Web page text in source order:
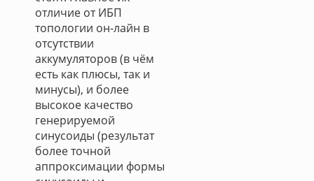
отличие от ИБП
топологии он-лайн в
отсутствии
аккумуляторов (в чём
есть как плюсы, так и
минусы), и более
высокое качество
генерируемой
синусоиды (результат
более точной
аппроксимации формы